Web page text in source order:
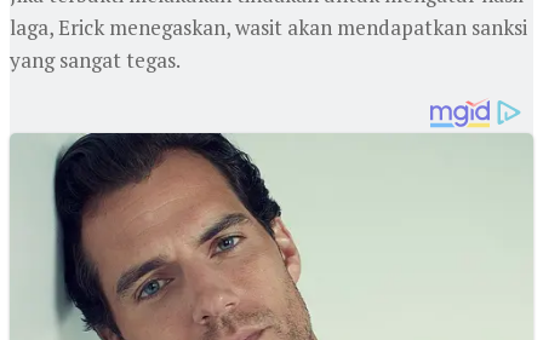
laga, Erick menegaskan, wasit akan mendapatkan sanksi
yang sangat tegas.